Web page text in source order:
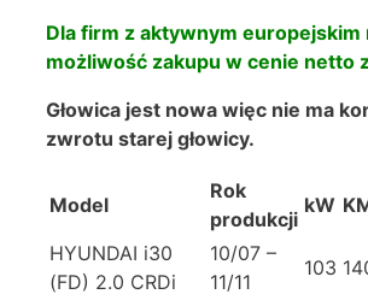
Dla firm z aktywnym europejskim
możliwość zakupu w cenie netto
Głowica jest nowa więc nie ma
zwrotu starej głowicy.
Model
Rok
produkcji
kW
HYUNDAI i30
(FD) 2.0 CRDi
10/07 –
11/11
103